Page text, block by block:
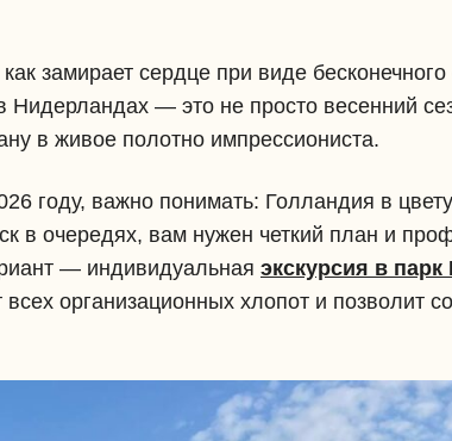
замирает сердце при виде
Нидерландах — это не просто весенний
в живое полотно импрессиониста.
году, важно понимать: Голландия в
в очередях, вам нужен четкий план и
— индивидуальная экскурсия в
всех организационных хлопот и позволит